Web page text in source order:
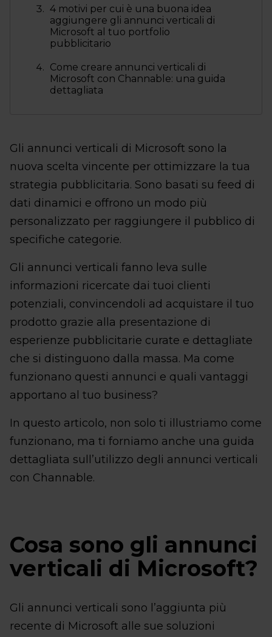
4 motivi per cui è una buona idea
aggiungere gli annunci verticali di
Microsoft al tuo portfolio
pubblicitario
Come creare annunci verticali di
Microsoft con Channable: una guida
dettagliata
Gli annunci verticali di Microsoft sono la
nuova scelta vincente per ottimizzare la tua
strategia pubblicitaria. Sono basati su feed di
dati dinamici e offrono un modo più
personalizzato per raggiungere il pubblico di
specifiche categorie.
Gli annunci verticali fanno leva sulle
informazioni ricercate dai tuoi clienti
potenziali, convincendoli ad acquistare il tuo
prodotto grazie alla presentazione di
esperienze pubblicitarie curate e dettagliate
che si distinguono dalla massa. Ma come
funzionano questi annunci e quali vantaggi
apportano al tuo business?
In questo articolo, non solo ti illustriamo come
funzionano, ma ti forniamo anche una guida
dettagliata sull’utilizzo degli annunci verticali
con Channable.
Cosa sono gli annunci
verticali di Microsoft?
Gli annunci verticali sono l’aggiunta più
recente di Microsoft alle sue soluzioni